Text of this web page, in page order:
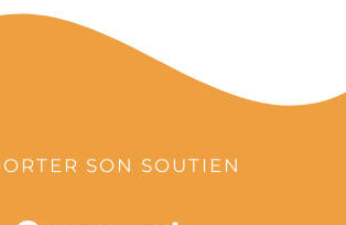
SON SOUTIEN